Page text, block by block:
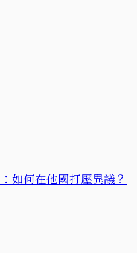
如何在他國打壓異議？